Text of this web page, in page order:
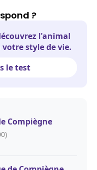
?
l'animal
style de vie.
le test
Compiègne